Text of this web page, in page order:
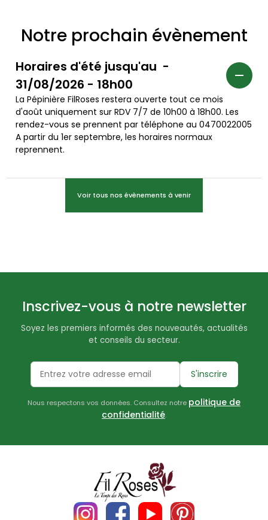
Notre prochain évènement
Horaires d'été jusqu'au -
31/08/2026 - 18h00
La Pépinière FilRoses restera ouverte tout ce mois
d'août uniquement sur RDV 7/7 de 10h00 à 18h00. Les
rendez-vous se prennent par téléphone au 0470022005
A partir du 1er septembre, les horaires normaux
reprennent.
Voir tous nos évènements à venir
Inscrivez-vous à notre newsletter
Soyez les premiers informés des nouveautés, actualités
et conseils du secteur.
S'inscrire
Nous respectons vos données. Consultez notre politique de
confidentialité.